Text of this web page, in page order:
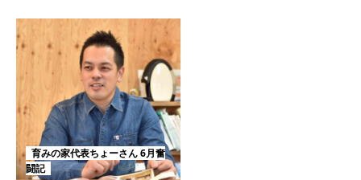
育みの家代表ちょーさん 6月奮
闘記